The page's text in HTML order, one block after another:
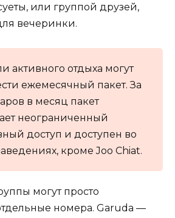
или группой друзей,
вечеринки.
активного отдыха могут
ежемесячный пакет. За
в месяц пакет
неограниченный
доступ и доступен во
кроме Joo Chiat.
могут просто
номера. Garuda —